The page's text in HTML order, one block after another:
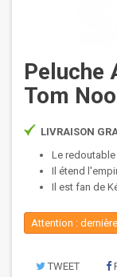
Peluche
Tom
LIVRAISON
Le
Il étend
Il est fan de
Attention :
TWEET